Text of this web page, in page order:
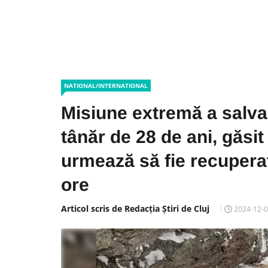
NATIONAL/INTERNATIONAL
Misiune extremă a
tânăr de 28 de ani,
urmează să fie
ore
Articol scris de Redacția Știri de Cluj 2024-12-